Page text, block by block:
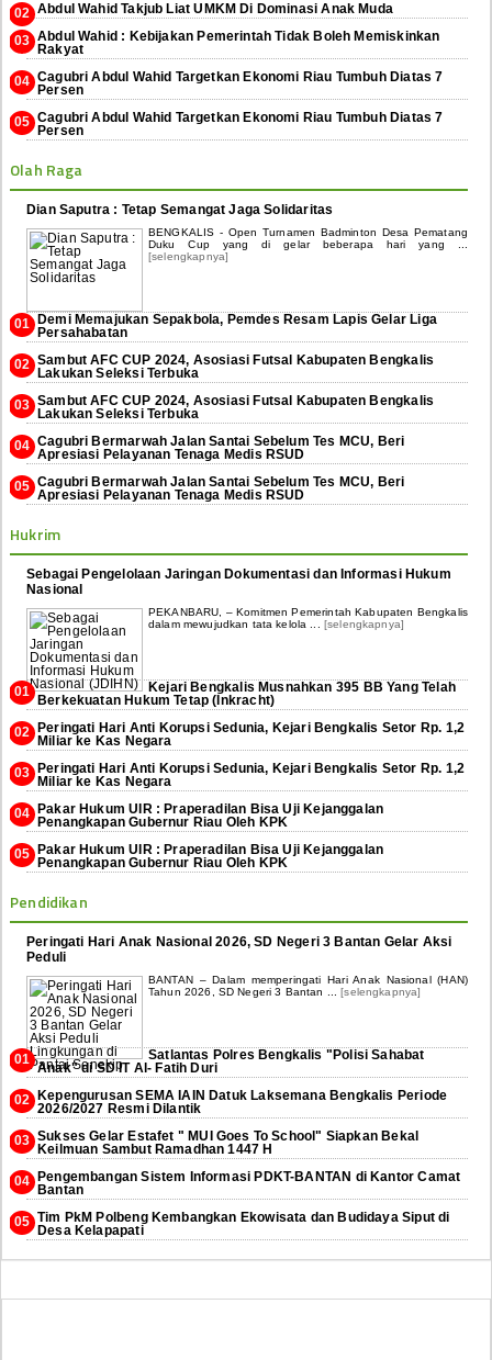
Abdul Wahid Takjub Liat UMKM Di Dominasi Anak Muda
Abdul Wahid : Kebijakan Pemerintah Tidak Boleh Memiskinkan
Rakyat
Cagubri Abdul Wahid Targetkan Ekonomi Riau Tumbuh Diatas 7
Persen
Cagubri Abdul Wahid Targetkan Ekonomi Riau Tumbuh Diatas 7
Persen
Olah Raga
Dian Saputra : Tetap Semangat Jaga Solidaritas
BENGKALIS - Open Turnamen Badminton Desa Pematang
Duku Cup yang di gelar beberapa hari yang ...
[selengkapnya]
Demi Memajukan Sepakbola, Pemdes Resam Lapis Gelar Liga
Persahabatan
Sambut AFC CUP 2024, Asosiasi Futsal Kabupaten Bengkalis
Lakukan Seleksi Terbuka
Sambut AFC CUP 2024, Asosiasi Futsal Kabupaten Bengkalis
Lakukan Seleksi Terbuka
Cagubri Bermarwah Jalan Santai Sebelum Tes MCU, Beri
Apresiasi Pelayanan Tenaga Medis RSUD
Cagubri Bermarwah Jalan Santai Sebelum Tes MCU, Beri
Apresiasi Pelayanan Tenaga Medis RSUD
Hukrim
Sebagai Pengelolaan Jaringan Dokumentasi dan Informasi Hukum
Nasional
PEKANBARU, – Komitmen Pemerintah Kabupaten Bengkalis
dalam mewujudkan tata kelola ... [selengkapnya]
Kejari Bengkalis Musnahkan 395 BB Yang Telah
Berkekuatan Hukum Tetap (Inkracht)
Peringati Hari Anti Korupsi Sedunia, Kejari Bengkalis Setor Rp. 1,2
Miliar ke Kas Negara
Peringati Hari Anti Korupsi Sedunia, Kejari Bengkalis Setor Rp. 1,2
Miliar ke Kas Negara
Pakar Hukum UIR : Praperadilan Bisa Uji Kejanggalan
Penangkapan Gubernur Riau Oleh KPK
Pakar Hukum UIR : Praperadilan Bisa Uji Kejanggalan
Penangkapan Gubernur Riau Oleh KPK
Pendidikan
Peringati Hari Anak Nasional 2026, SD Negeri 3 Bantan Gelar Aksi
Peduli
BANTAN – Dalam memperingati Hari Anak Nasional (HAN)
Tahun 2026, SD Negeri 3 Bantan ...[selengkapnya]
Satlantas Polres Bengkalis "Polisi Sahabat
Anak" di SD IT Al- Fatih Duri
Kepengurusan SEMA IAIN Datuk Laksemana Bengkalis Periode
2026/2027 Resmi Dilantik
Sukses Gelar Estafet " MUI Goes To School" Siapkan Bekal
Keilmuan Sambut Ramadhan 1447 H
Pengembangan Sistem Informasi PDKT-BANTAN di Kantor Camat
Bantan
Tim PkM Polbeng Kembangkan Ekowisata dan Budidaya Siput di
Desa Kelapapati